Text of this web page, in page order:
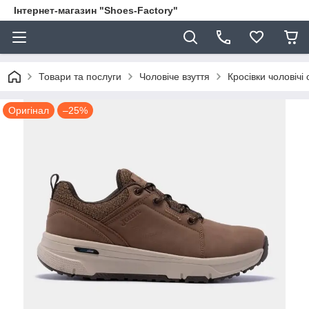
Інтернет-магазин "Shoes-Factory"
Товари та послуги Чоловіче взуття Кросівки чоловічі
Оригінал –25%